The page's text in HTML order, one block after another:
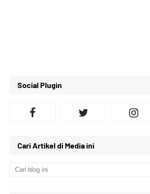
Social Plugin
Cari Artikel di Media ini